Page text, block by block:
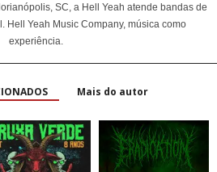
SC, a Hell Yeah atende bandas de
Hell Yeah Music Company, música como
experiência.
Mais do autor